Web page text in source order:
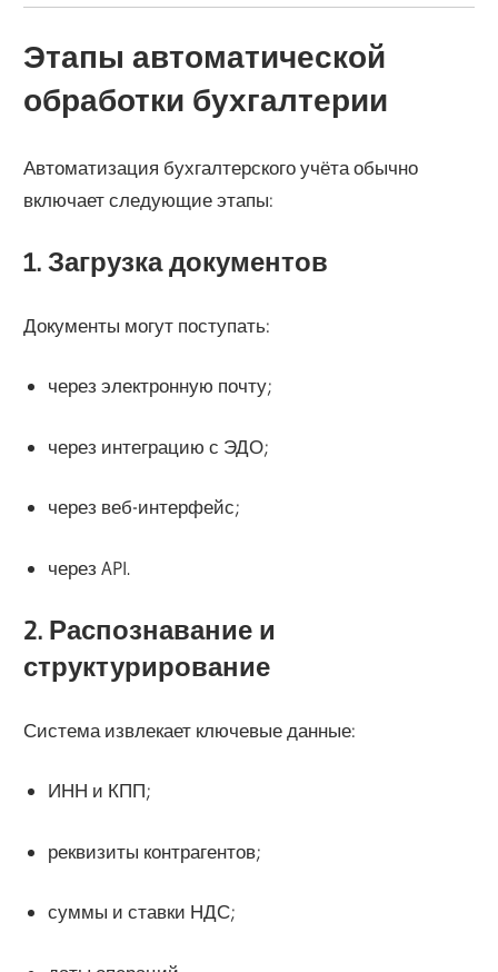
Этапы автоматической
обработки бухгалтерии
Автоматизация бухгалтерского учёта обычно
включает следующие этапы:
1. Загрузка документов
Документы могут поступать:
через электронную почту;
через интеграцию с ЭДО;
через веб-интерфейс;
через API.
2. Распознавание и
структурирование
Система извлекает ключевые данные:
ИНН и КПП;
реквизиты контрагентов;
суммы и ставки НДС;